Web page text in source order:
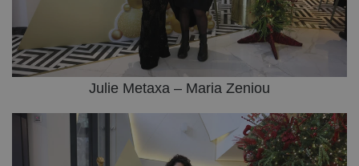
Julie Metaxa – Maria Zeniou